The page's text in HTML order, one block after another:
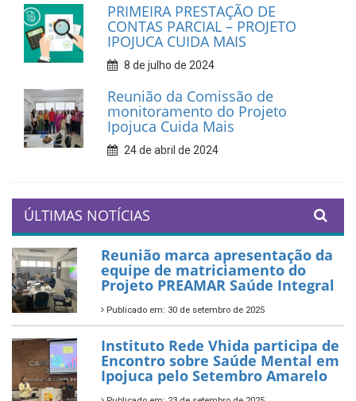
PRIMEIRA PRESTAÇÃO DE
CONTAS PARCIAL – PROJETO
IPOJUCA CUIDA MAIS
8 de julho de 2024
Reunião da Comissão de
monitoramento do Projeto
Ipojuca Cuida Mais
24 de abril de 2024
ÚLTIMAS NOTÍCIAS
Reunião marca apresentação da
equipe de matriciamento do
Projeto PREAMAR Saúde Integral
Publicado em: 30 de setembro de 2025
Instituto Rede Vhida participa de
Encontro sobre Saúde Mental em
Ipojuca pelo Setembro Amarelo